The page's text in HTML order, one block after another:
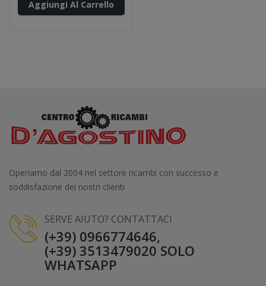
Aggiungi Al Carrello
Operiamo dal 2004 nel settore ricambi con successo e
soddisfazione dei nostri clienti
SERVE AIUTO? CONTATTACI
(+39) 0966774646,
(+39) 3513479020 SOLO
WHATSAPP